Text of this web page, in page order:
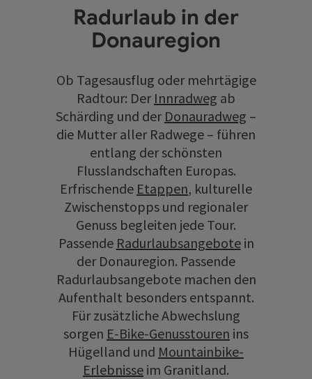
Radurlaub in der
Donauregion
Ob Tagesausflug oder mehrtägige
Radtour: Der Innradweg ab
Schärding und der Donauradweg –
die Mutter aller Radwege – führen
entlang der schönsten
Flusslandschaften Europas.
Erfrischende Etappen, kulturelle
Zwischenstopps und regionaler
Genuss begleiten jede Tour.
Passende Radurlaubsangebotein
der Donauregion. Passende
Radurlaubsangebote machen den
Aufenthalt besonders entspannt.
Für zusätzliche Abwechslung
sorgen E-Bike-Genusstouren ins
Hügelland und Mountainbike-
Erlebnisse im Granitland.